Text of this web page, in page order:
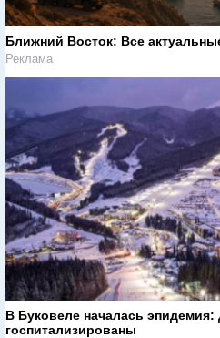
Ближний Восток: Все
Реклама
В Буковеле началась эпидемия:
госпитализированы